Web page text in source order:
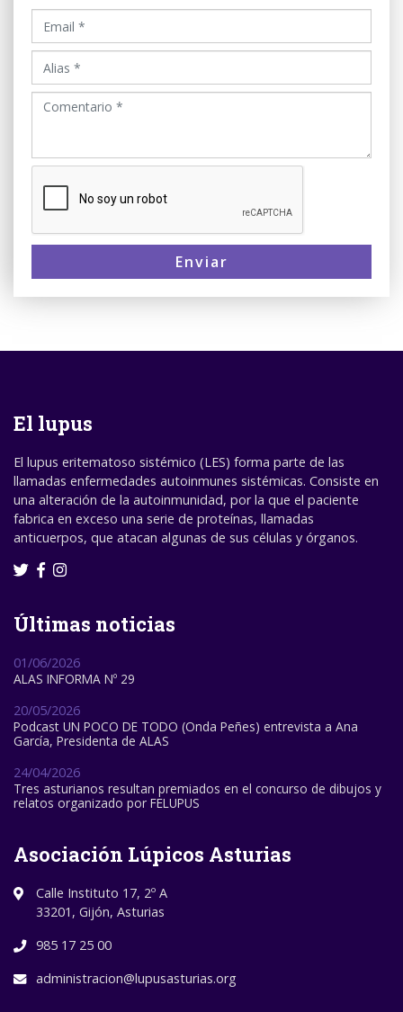
Enviar
El lupus
El lupus eritematoso sistémico (LES) forma parte de las
llamadas enfermedades autoinmunes sistémicas. Consiste en
una alteración de la autoinmunidad, por la que el paciente
fabrica en exceso una serie de proteínas, llamadas
anticuerpos, que atacan algunas de sus células y órganos.
Últimas noticias
01/06/2026
ALAS INFORMA Nº 29
20/05/2026
Podcast UN POCO DE TODO (Onda Peñes) entrevista a Ana
García, Presidenta de ALAS
24/04/2026
Tres asturianos resultan premiados en el concurso de dibujos y
relatos organizado por FELUPUS
Asociación Lúpicos Asturias
Calle Instituto 17, 2º A
33201, Gijón, Asturias
985 17 25 00
administracion@lupusasturias.org